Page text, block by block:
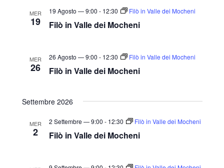
a
MER
19 Filò in Valle dei Mocheni
19 Agosto — 9:00 - 12:30 Filò in Valle dei Mocheni
MER
26 Filò in Valle dei Mocheni
26 Agosto — 9:00 - 12:30 Filò in Valle dei Mocheni
Settembre 2026
MER
2 Filò in Valle dei Mocheni
2 Settembre — 9:00 - 12:30 Filò in Valle dei Mocheni